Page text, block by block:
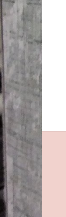
Krétafesték
KOSÁRBA